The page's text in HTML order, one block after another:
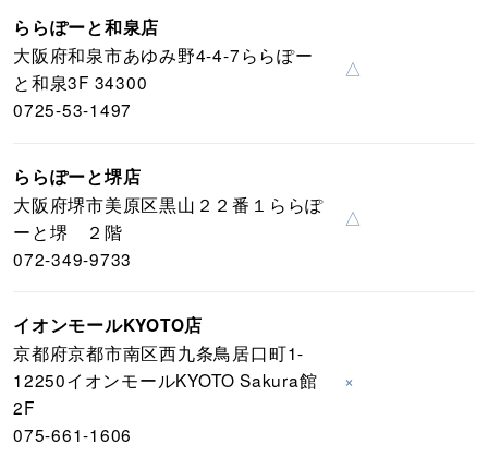
ららぽーと和泉店
大阪府和泉市あゆみ野4-4-7ららぽー
と和泉3F 34300
0725-53-1497
△
ららぽーと堺店
大阪府堺市美原区黒山２２番１ららぽ
ーと堺 ２階
072-349-9733
△
イオンモールKYOTO店
京都府京都市南区西九条鳥居口町1-
12250イオンモールKYOTO Sakura館
2F
075-661-1606
×